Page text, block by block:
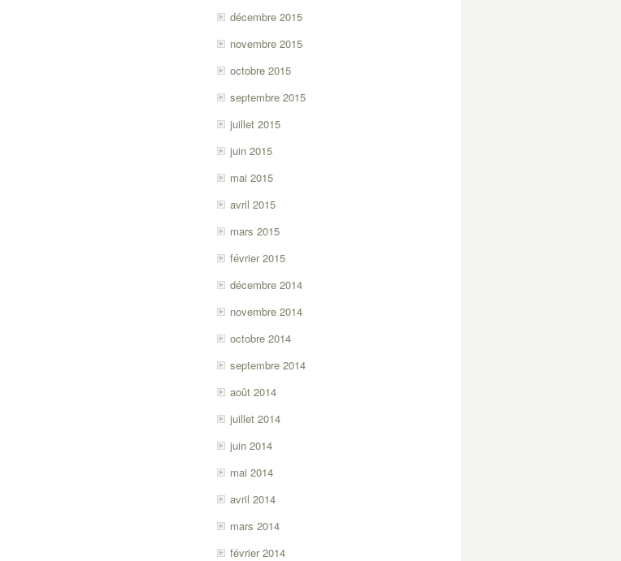
décembre 2015
novembre 2015
octobre 2015
septembre 2015
juillet 2015
juin 2015
mai 2015
avril 2015
mars 2015
février 2015
décembre 2014
novembre 2014
octobre 2014
septembre 2014
août 2014
juillet 2014
juin 2014
mai 2014
avril 2014
mars 2014
février 2014